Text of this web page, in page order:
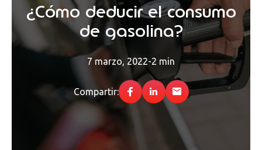
¿Cómo deducir el consumo
de gasolina?
7 marzo, 2022-2 min
Compartir: